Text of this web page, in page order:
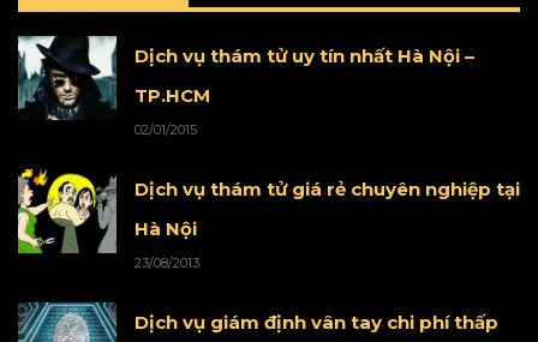
Dịch vụ thám tử uy tín nhất Hà Nội –
TP.HCM
02/01/2015
Dịch vụ thám tử giá rẻ chuyên nghiệp tại
Hà Nội
23/08/2013
Dịch vụ giám định vân tay chi phí thấp